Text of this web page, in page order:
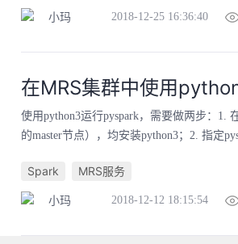
小玛 2018-12-25 16:36:40
在MRS集群中使用
使用python3运行pyspark，需要做两步：1.
的master节点），均安装python3；2. 指定
Spark MRS服务
小玛 2018-12-12 18:15:54